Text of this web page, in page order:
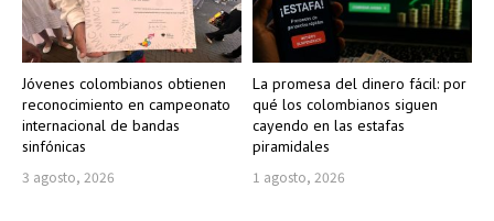
Jóvenes colombianos obtienen
reconocimiento en campeonato
internacional de bandas
sinfónicas
3 agosto, 2026
La promesa del dinero fácil: por
qué los colombianos siguen
cayendo en las estafas
piramidales
1 agosto, 2026